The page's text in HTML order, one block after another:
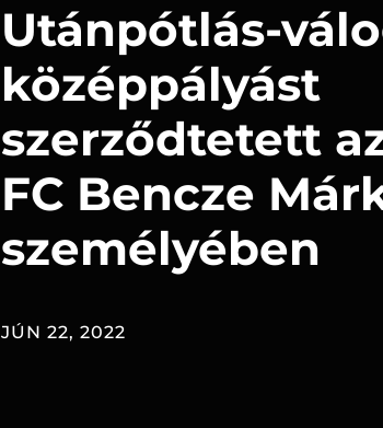
Utánpótlás-
középpályást
szerződtetett
FC Bencze
személyében
JÚN 22, 2022